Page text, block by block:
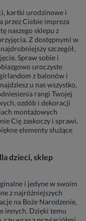
kartki urodzinowe i
przez Ciebie impreza
naszego sklepu z
Z dostępnymi w
szczegół,
Spraw sobie i
uroczyste
z balonów i
u nas wszystko,
rangi Twojej
ozdób i dekoracji
montażowych
Cię zaskoczy i sprawi,
elementy służące
dzieci, sklep
i jedyne w swoim
z najróżniejszych
na Boże Narodzenie,
innych. Dzięki temu